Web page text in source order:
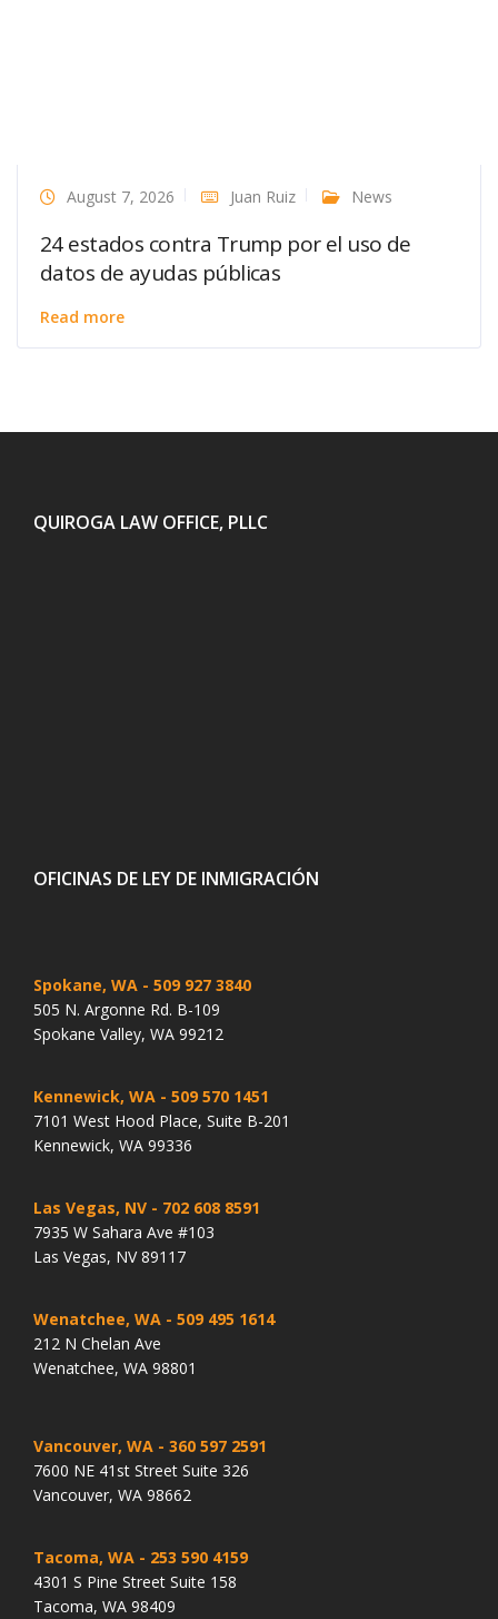
August 7, 2026 Juan Ruiz News
24 estados contra Trump por el uso de
datos de ayudas públicas
Read more
QUIROGA LAW OFFICE, PLLC
OFICINAS DE LEY DE INMIGRACIÓN
Spokane, WA - 509 927 3840
505 N. Argonne Rd. B-109
Spokane Valley, WA 99212
Kennewick, WA - 509 570 1451
7101 West Hood Place, Suite B-201
Kennewick, WA 99336
Las Vegas, NV - 702 608 8591
7935 W Sahara Ave #103
Las Vegas, NV 89117
Wenatchee, WA - 509 495 1614
212 N Chelan Ave
Wenatchee, WA 98801
Vancouver, WA - 360 597 2591
7600 NE 41st Street Suite 326
Vancouver, WA 98662
Tacoma, WA - 253 590 4159
4301 S Pine Street Suite 158
Tacoma, WA 98409